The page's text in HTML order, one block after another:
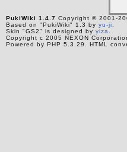
PukiWiki 1.4.7 Copyright © 2001-
Based on "PukiWiki" 1.3 by yu-ji
Skin "GS2" is designed by yiza
Copyright c 2005 NEXON
Powered by PHP 5.3.29. HTML